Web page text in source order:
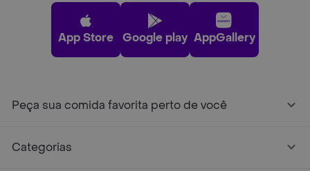
App Store Google play AppGallery
Peça sua comida favorita perto de você
Categorias